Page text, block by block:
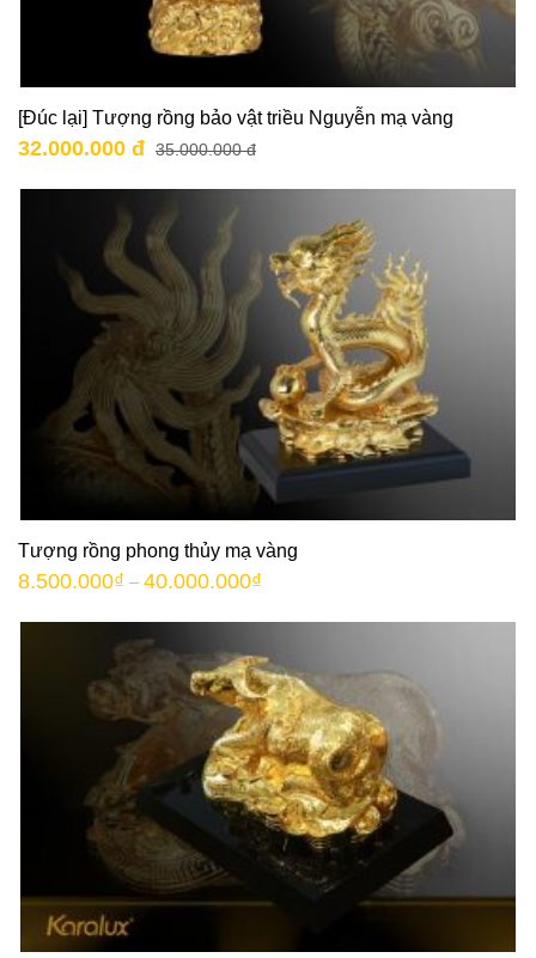
[Đúc lại] Tượng rồng bảo vật triều Nguyễn mạ vàng
32.000.000 đ 35.000.000 đ
Tượng rồng phong thủy mạ vàng
8.500.000₫ – 40.000.000₫